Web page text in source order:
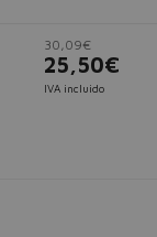
30,09€
25,50€
IVA incluido